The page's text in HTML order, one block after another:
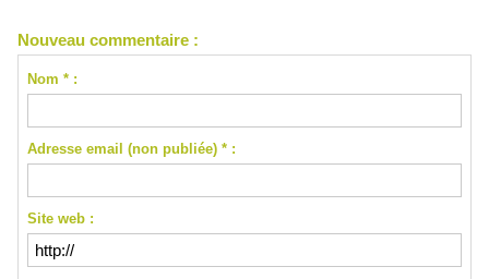
Nouveau commentaire :
Nom * :
Adresse email (non publiée) * :
Site web :